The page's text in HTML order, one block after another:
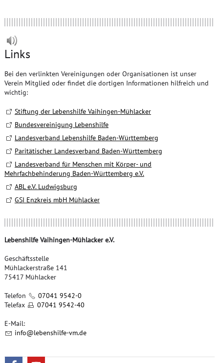
Links
Bei den verlinkten Vereinigungen oder Organisationen ist unser
Verein Mitglied oder findet die dortigen Informationen hilfreich und
wichtig:
Stiftung der Lebenshilfe Vaihingen-Mühlacker
Bundesvereinigung Lebenshilfe
Landesverband Lebenshilfe Baden-Württemberg
Paritätischer Landesverband Baden-Württemberg
Landesverband für Menschen mit Körper- und
Mehrfachbehinderung Baden-Württemberg e.V.
ABL e.V. Ludwigsburg
GSI Enzkreis mbH Mühlacker
Lebenshilfe Vaihingen-Mühlacker e.V.
Geschäftsstelle
Mühlackerstraße 141
75417 Mühlacker
Telefon
07041 9542-0
Telefax
07041 9542-40
E-Mail:
nf
l b nsh lf -vmd